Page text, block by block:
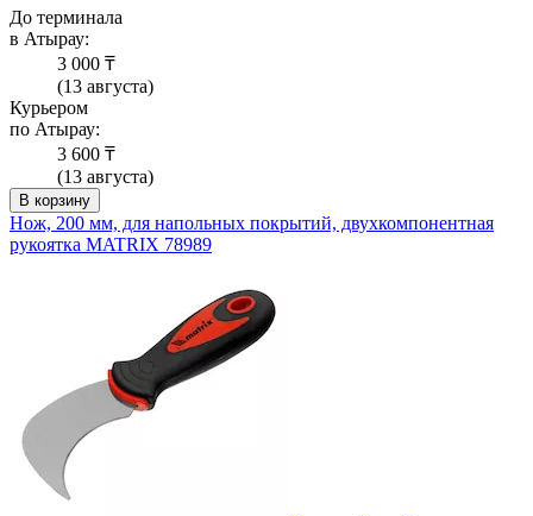
До терминала
в Атырау:
3 000 ₸
(13 августа)
Курьером
по Атырау:
3 600 ₸
(13 августа)
В корзину
Нож, 200 мм, для напольных покрытий, двухкомпонентная
рукоятка MATRIX 78989